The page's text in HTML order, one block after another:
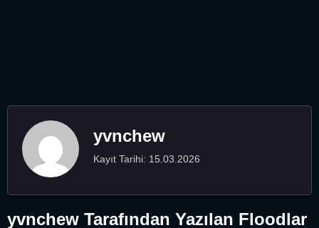
yvnchew
Kayıt Tarihi: 15.03.2026
yvnchew Tarafından Yazılan Floodlar